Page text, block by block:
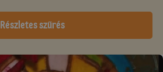
Részletes szűrés